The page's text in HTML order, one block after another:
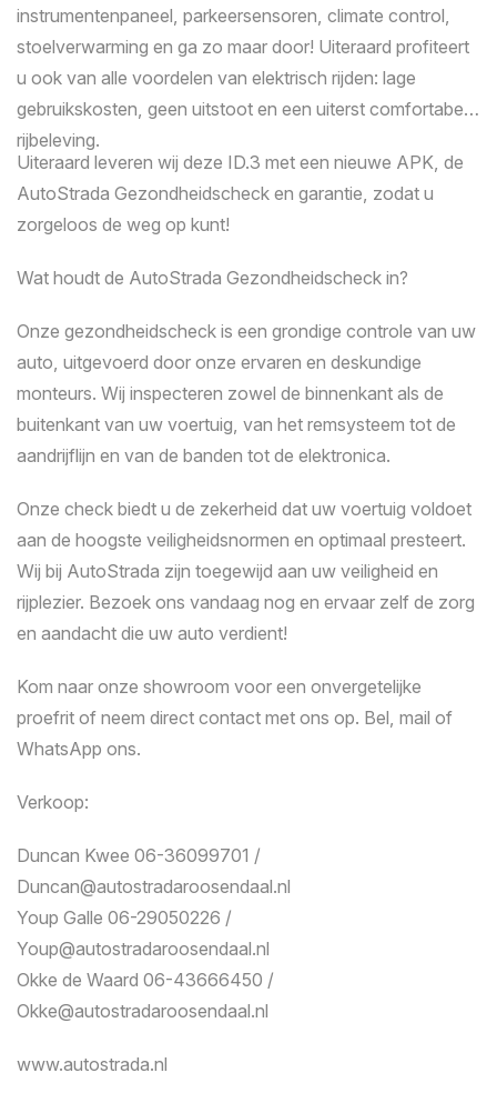
instrumentenpaneel, parkeersensoren, climate control,
stoelverwarming en ga zo maar door! Uiteraard profiteert
u ook van alle voordelen van elektrisch rijden: lage
gebruikskosten, geen uitstoot en een uiterst comfortabele
rijbeleving.
Uiteraard leveren wij deze ID.3 met een nieuwe APK, de
AutoStrada Gezondheidscheck en garantie, zodat u
zorgeloos de weg op kunt!
Wat houdt de AutoStrada Gezondheidscheck in?
Onze gezondheidscheck is een grondige controle van uw
auto, uitgevoerd door onze ervaren en deskundige
monteurs. Wij inspecteren zowel de binnenkant als de
buitenkant van uw voertuig, van het remsysteem tot de
aandrijflijn en van de banden tot de elektronica.
Onze check biedt u de zekerheid dat uw voertuig voldoet
aan de hoogste veiligheidsnormen en optimaal presteert.
Wij bij AutoStrada zijn toegewijd aan uw veiligheid en
rijplezier. Bezoek ons vandaag nog en ervaar zelf de zorg
en aandacht die uw auto verdient!
Kom naar onze showroom voor een onvergetelijke
proefrit of neem direct contact met ons op. Bel, mail of
WhatsApp ons.
Verkoop:
Duncan Kwee 06-36099701 /
Duncan@autostradaroosendaal.nl
Youp Galle 06-29050226 /
Youp@autostradaroosendaal.nl
Okke de Waard 06-43666450 /
Okke@autostradaroosendaal.nl
www.autostrada.nl